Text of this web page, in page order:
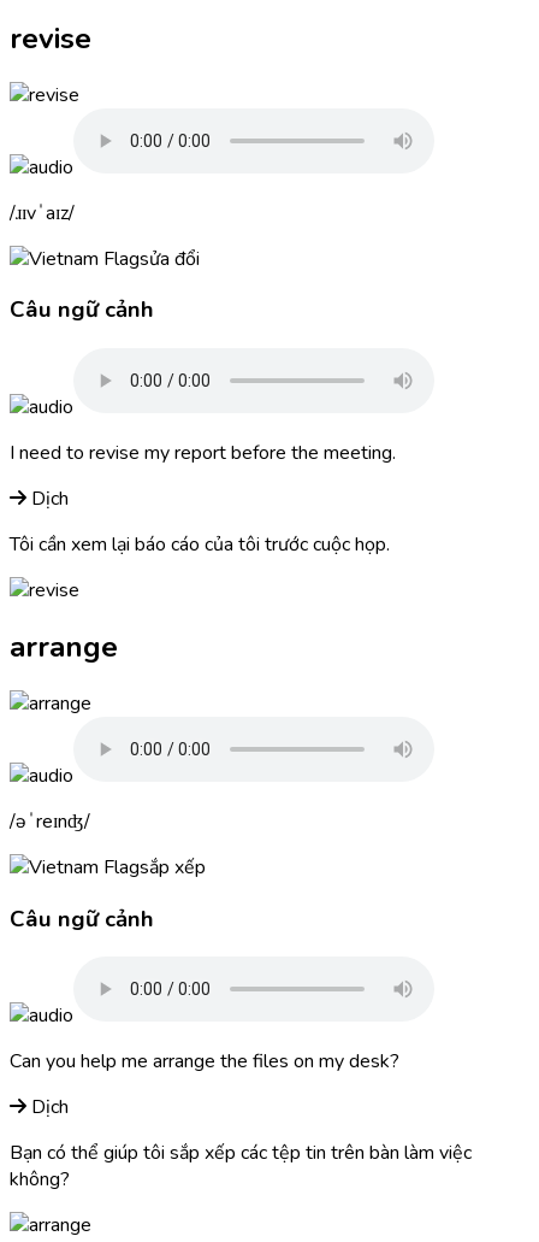
revise
ɹɪvˈaɪz
sửa đổi
Câu ngữ cảnh
I need to revise my report before the meeting.
Dịch
Tôi cần xem lại báo cáo của tôi trước cuộc họp.
arrange
əˈreɪnʤ
sắp xếp
Câu ngữ cảnh
Can you help me arrange the files on my desk?
Dịch
Bạn có thể giúp tôi sắp xếp các tệp tin trên bàn làm việc
không?